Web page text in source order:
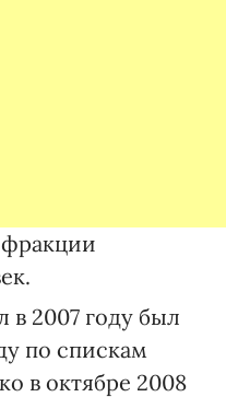
в 2007 году был
по спискам
в октябре 2008